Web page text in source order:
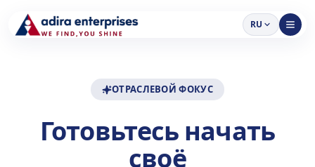
RU
ОТРАСЛЕВОЙ ФОКУС
Готовьтесь начать
своё